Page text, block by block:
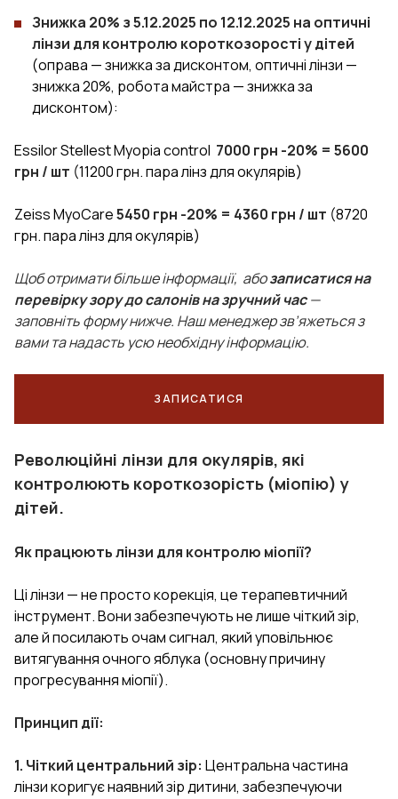
Знижка 20% з 5.12.2025 по 12.12.2025 на оптичні
лінзи для контролю короткозорості у дітей
(оправа — знижка за дисконтом, оптичні лінзи —
знижка 20%, робота майстра — знижка за
дисконтом):
Essilor Stellest Myopia control 7000 грн -20% = 5600
грн / шт (11200 грн. пара лінз для окулярів)
Zeiss MyoCare5450 грн -20% = 4360 грн / шт (8720
грн. пара лінз для окулярів)
Щоб отримати більше інформації, абозаписатися на
перевірку зору до салонів на зручний час—
заповніть форму нижче. Наш менеджер зв’яжеться з
вами та надасть усю необхідну інформацію.
ЗАПИСАТИСЯ
Революційні лінзи для окулярів, які
контролюють короткозорість (міопію) у
дітей.
Як працюють лінзи для контролю міопії?
Ці лінзи — не просто корекція, це терапевтичний
інструмент. Вони забезпечують не лише чіткий зір,
але й посилають очам сигнал, який уповільнює
витягування очного яблука (основну причину
прогресування міопії).
Принцип дії:
1. Чіткий центральний зір: Центральна частина
лінзи коригує наявний зір дитини, забезпечуючи